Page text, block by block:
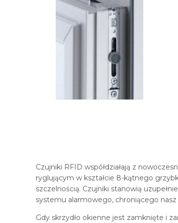
Czujniki RFID współdziałają z
ryglującym w kształcie 8-kątnego
szczelnością. Czujniki stanowią
systemu alarmowego, chroniącego
Gdy skrzydło okienne jest zamknięte i